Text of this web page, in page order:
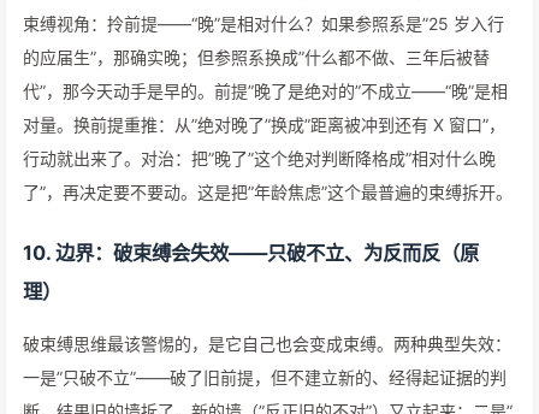
束缚视角：拎前提——“晚”是相对什么？如果参照系是”25 岁入行
的应届生”，那确实晚；但参照系换成”什么都不做、三年后被替
代”，那今天动手是早的。前提”晚了是绝对的”不成立——“晚”是相
对量。换前提重推：从”绝对晚了”换成”距离被冲到还有 X 窗口”，
行动就出来了。对治：把”晚了”这个绝对判断降格成”相对什么晚
了”，再决定要不要动。这是把”年龄焦虑”这个最普遍的束缚拆开。
10. 边界：破束缚会失效——只破不立、为反而反（原
理）
破束缚思维最该警惕的，是它自己也会变成束缚。两种典型失效：
一是”只破不立”——破了旧前提，但不建立新的、经得起证据的判